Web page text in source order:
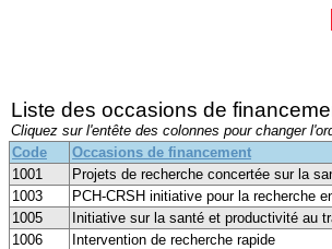
Liste des occasions de
Cliquez sur l'entête des colonnes pour changer
Code
Occasions de financement
1001
Projets de recherche concertée sur la
1003
PCH-CRSH initiative pour la recherche
1005
Initiative sur la santé et productivité au
1006
Intervention de recherche rapide